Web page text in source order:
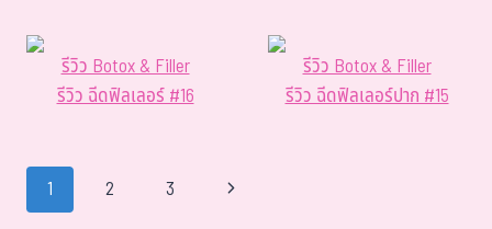
รีวิว Botox & Filler
รีวิว ฉีดฟิลเลอร์ #16
รีวิว Botox & Filler
รีวิว ฉีดฟิลเลอร์ปาก #15
1 2 3